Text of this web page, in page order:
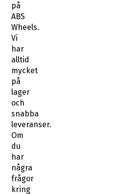
på
ABS
Wheels.
Vi
har
alltid
mycket
på
lager
och
snabba
leveranser.
Om
du
har
några
frågor
kring